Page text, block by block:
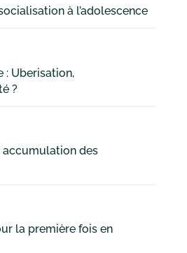
à l’adolescence
: Uberisation,
?
accumulation des
la première fois en